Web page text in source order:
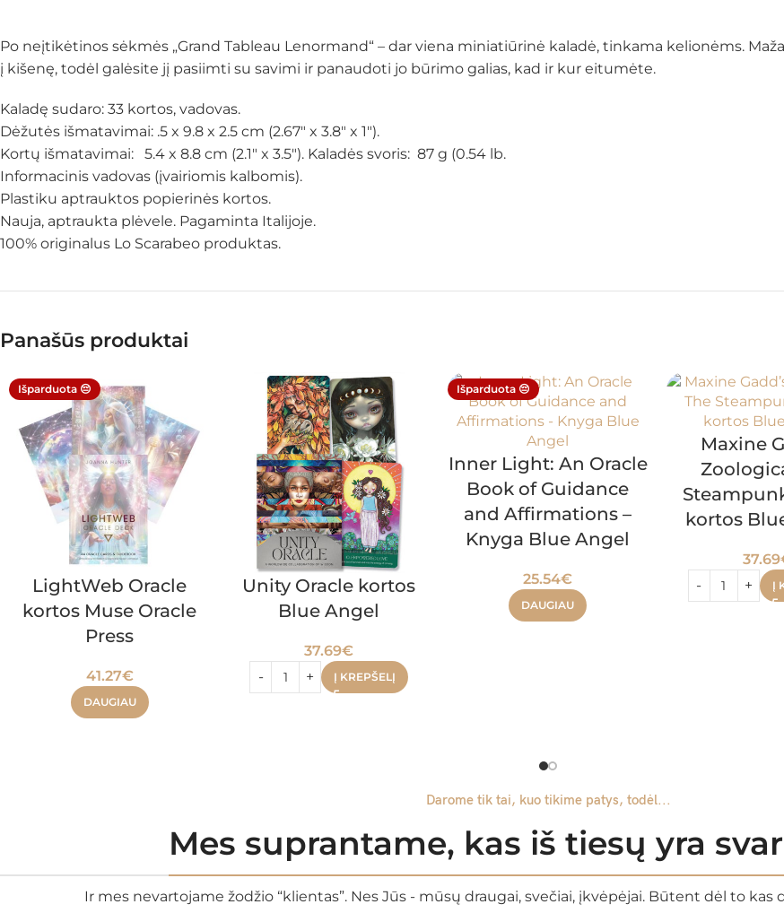
Po neįtikėtinos sėkmės „Grand Tableau Lenormand“ – dar viena miniatiūrinė kaladė, tinkama kelionėms.
į kišenę, todėl galėsite jį pasiimti su savimi ir panaudoti jo būrimo galias, kad ir kur eitumėte.
Kaladę sudaro: 33 kortos, vadovas.
Dėžutės išmatavimai: .5 x 9.8 x 2.5 cm (2.67″ x 3.8″ x 1″).
Kortų išmatavimai: 5.4 x 8.8 cm (2.1″ x 3.5″). Kaladės svoris: 87 g (0.54 lb.
Informacinis vadovas (įvairiomis kalbomis).
Plastiku aptrauktos popierinės kortos.
Nauja, aptraukta plėvele. Pagaminta Italijoje.
100% originalus Lo Scarabeo produktas.
Panašūs produktai
Išparduota 😔
LightWeb Oracle
kortos Muse Oracle
Press
41.27€
DAUGIAU
Unity Oracle kortos
Blue Angel
37.69€
Į KREPŠELĮ
Išparduota 😔
Inner Light: An Oracle
Book of Guidance
and Affirmations –
Knyga Blue Angel
25.54€
DAUGIAU
Maxine
kortos
37.69
Į
Darome tik tai, kuo tikime patys, todėl...
Mes suprantame, kas iš tiesų yra
Ir mes nevartojame žodžio “klientas”. Nes Jūs - mūsų draugai, svečiai, įkvėpėjai. Būtent dėl to kas